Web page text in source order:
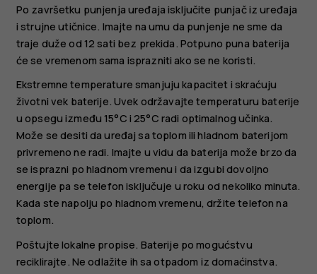
Po završetku punjenja uređaja isključite punjač iz uređaja
i strujne utičnice. Imajte na umu da punjenje ne sme da
traje duže od 12 sati bez prekida. Potpuno puna baterija
će se vremenom sama isprazniti ako se ne koristi.
Ekstremne temperature smanjuju kapacitet i skraćuju
životni vek baterije. Uvek održavajte temperaturu baterije
u opsegu između 15°C i 25°C radi optimalnog učinka.
Može se desiti da uređaj sa toplom ili hladnom baterijom
privremeno ne radi. Imajte u vidu da baterija može brzo da
se isprazni po hladnom vremenu i da izgubi dovoljno
energije pa se telefon isključuje u roku od nekoliko minuta.
Kada ste napolju po hladnom vremenu, držite telefon na
toplom.
Poštujte lokalne propise. Baterije po mogućstvu
reciklirajte. Ne odlažite ih sa otpadom iz domaćinstva.